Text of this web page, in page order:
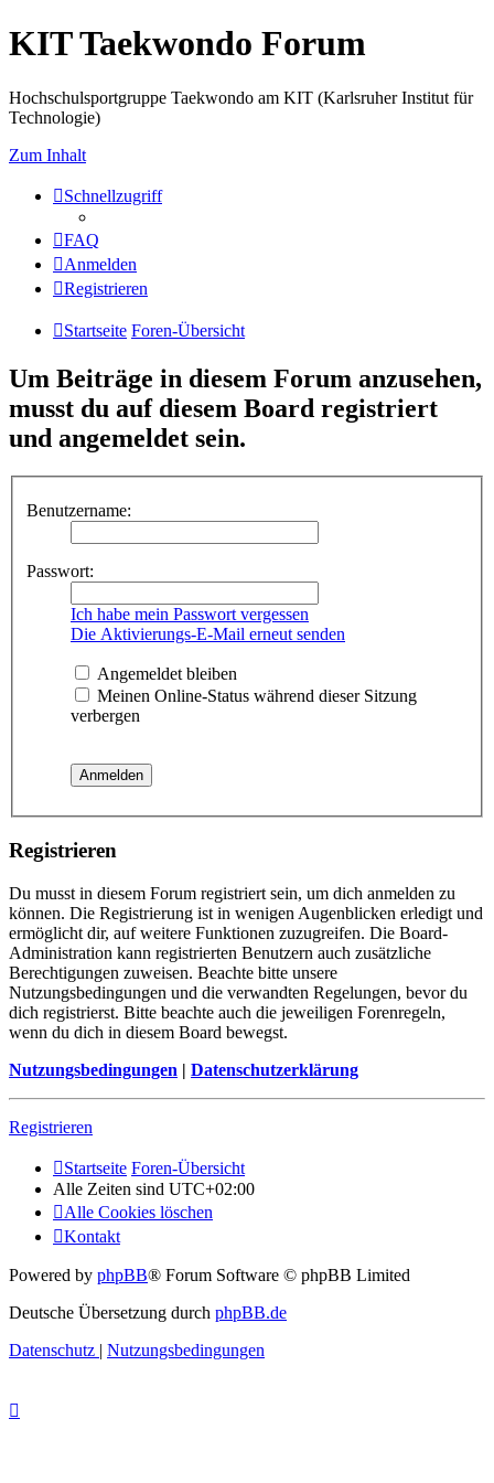
KIT Taekwondo Forum
Hochschulsportgruppe Taekwondo am KIT (Karlsruher Institut für
Technologie)
Zum Inhalt
Schnellzugriff
FAQ
Anmelden
Registrieren
Startseite Foren-Übersicht
Um Beiträge in diesem Forum anzusehen,
musst du auf diesem Board registriert
und angemeldet sein.
Benutzername:
Passwort:
Ich habe mein Passwort vergessen
Die Aktivierungs-E-Mail erneut senden
Angemeldet bleiben
Meinen Online-Status während dieser Sitzung
verbergen
Registrieren
Du musst in diesem Forum registriert sein, um dich anmelden zu
können. Die Registrierung ist in wenigen Augenblicken erledigt und
ermöglicht dir, auf weitere Funktionen zuzugreifen. Die Board-
Administration kann registrierten Benutzern auch zusätzliche
Berechtigungen zuweisen. Beachte bitte unsere
Nutzungsbedingungen und die verwandten Regelungen, bevor du
dich registrierst. Bitte beachte auch die jeweiligen Forenregeln,
wenn du dich in diesem Board bewegst.
Nutzungsbedingungen | Datenschutzerklärung
Registrieren
Startseite Foren-Übersicht
Alle Zeiten sind UTC+02:00
Alle Cookies löschen
Kontakt
Powered by phpBB® Forum Software © phpBB Limited
Deutsche Übersetzung durch phpBB.de
Datenschutz | Nutzungsbedingungen